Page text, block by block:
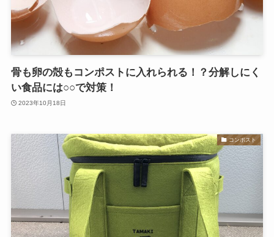
骨も卵の殻もコンポストに入れられる！？分解しにく
い食品には○○で対策！
2023年10月18日
コンポスト